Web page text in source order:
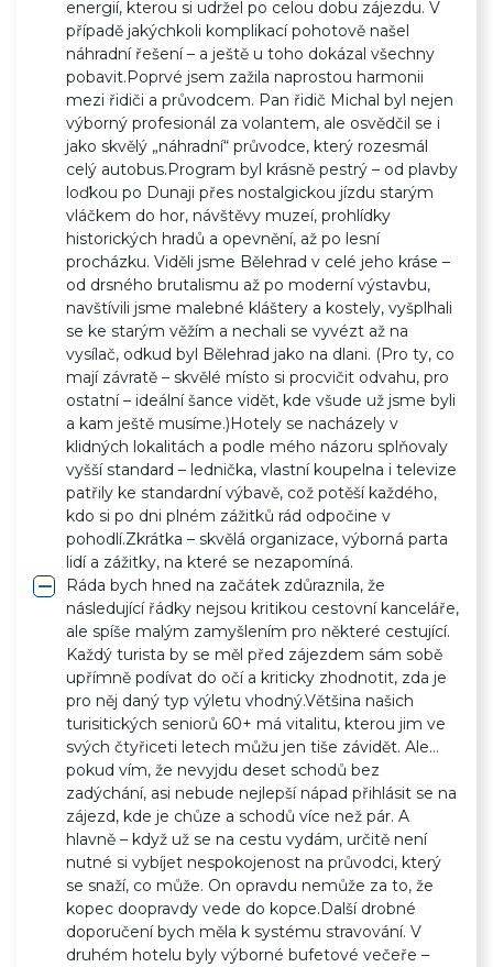
energií, kterou si udržel po celou dobu zájezdu. V
případě jakýchkoli komplikací pohotově našel
náhradní řešení – a ještě u toho dokázal všechny
pobavit.Poprvé jsem zažila naprostou harmonii
mezi řidiči a průvodcem. Pan řidič Michal byl nejen
výborný profesionál za volantem, ale osvědčil se i
jako skvělý „náhradní“ průvodce, který rozesmál
celý autobus.Program byl krásně pestrý – od plavby
loďkou po Dunaji přes nostalgickou jízdu starým
vláčkem do hor, návštěvy muzeí, prohlídky
historických hradů a opevnění, až po lesní
procházku. Viděli jsme Bělehrad v celé jeho kráse –
od drsného brutalismu až po moderní výstavbu,
navštívili jsme malebné kláštery a kostely, vyšplhali
se ke starým věžím a nechali se vyvézt až na
vysílač, odkud byl Bělehrad jako na dlani. (Pro ty, co
mají závratě – skvělé místo si procvičit odvahu, pro
ostatní – ideální šance vidět, kde všude už jsme byli
a kam ještě musíme.)Hotely se nacházely v
klidných lokalitách a podle mého názoru splňovaly
vyšší standard – lednička, vlastní koupelna i televize
patřily ke standardní výbavě, což potěší každého,
kdo si po dni plném zážitků rád odpočine v
pohodlí.Zkrátka – skvělá organizace, výborná parta
lidí a zážitky, na které se nezapomíná.
remove
Ráda bych hned na začátek zdůraznila, že
následující řádky nejsou kritikou cestovní kanceláře,
ale spíše malým zamyšlením pro některé cestující.
Každý turista by se měl před zájezdem sám sobě
upřímně podívat do očí a kriticky zhodnotit, zda je
pro něj daný typ výletu vhodný.Většina našich
turisitických seniorů 60+ má vitalitu, kterou jim ve
svých čtyřiceti letech můžu jen tiše závidět. Ale…
pokud vím, že nevyjdu deset schodů bez
zadýchání, asi nebude nejlepší nápad přihlásit se na
zájezd, kde je chůze a schodů více než pár. A
hlavně – když už se na cestu vydám, určitě není
nutné si vybíjet nespokojenost na průvodci, který
se snaží, co může. On opravdu nemůže za to, že
kopec doopravdy vede do kopce.Další drobné
doporučení bych měla k systému stravování. V
druhém hotelu byly výborné bufetové večeře –